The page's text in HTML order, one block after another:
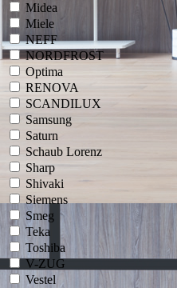
Midea
Miele
NEFF
NORDFROST
Optima
RENOVA
SCANDILUX
Samsung
Saturn
Schaub Lorenz
Sharp
Shivaki
Siemens
Smeg
Teka
Toshiba
V-ZUG
Vestel